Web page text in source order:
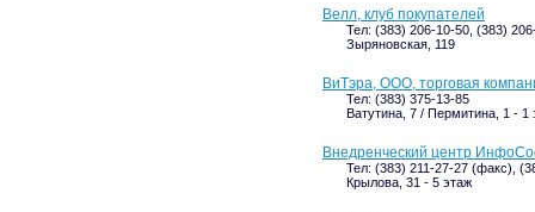
Велл, клуб покупателей
Тел: (383) 206-10-50, (383)
Зыряновская, 119
ВиТэра, ООО, торговая
Тел: (383) 375-13-85
Ватутина, 7 / Пермитина, 1 - 1
Внедренческий центр
Тел: (383) 211-27-27 (факс),
Крылова, 31 - 5 этаж